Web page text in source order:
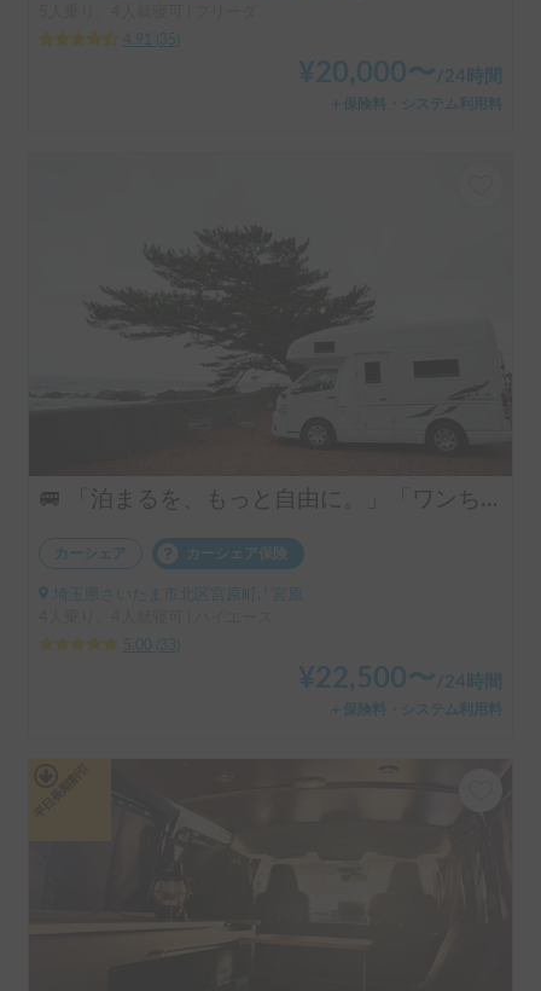
4.91
35
¥20,000〜/24時間
＋保険料・システム利用料
🚐 「泊まるを、もっと自由に。」「ワンちゃんも一緒に、旅に出よう。」ハイエースベースのラグジュアリーキャブコン！ 4人乗りで広々ゆったり快適空間 ・リアクーラー完備で移動中も後部座席も快適 ・揺れが少なく長距離でも快適な乗り心地 👉 初めてのキャンピングカーにもおすすめです！オプションキャンプ用品も充実してます。
カーシェア カーシェア保険
埼玉県さいたま市北区宮原町, ' 宮原
5.00
33
¥22,500〜 /24時間
＋保険料・システム利用料